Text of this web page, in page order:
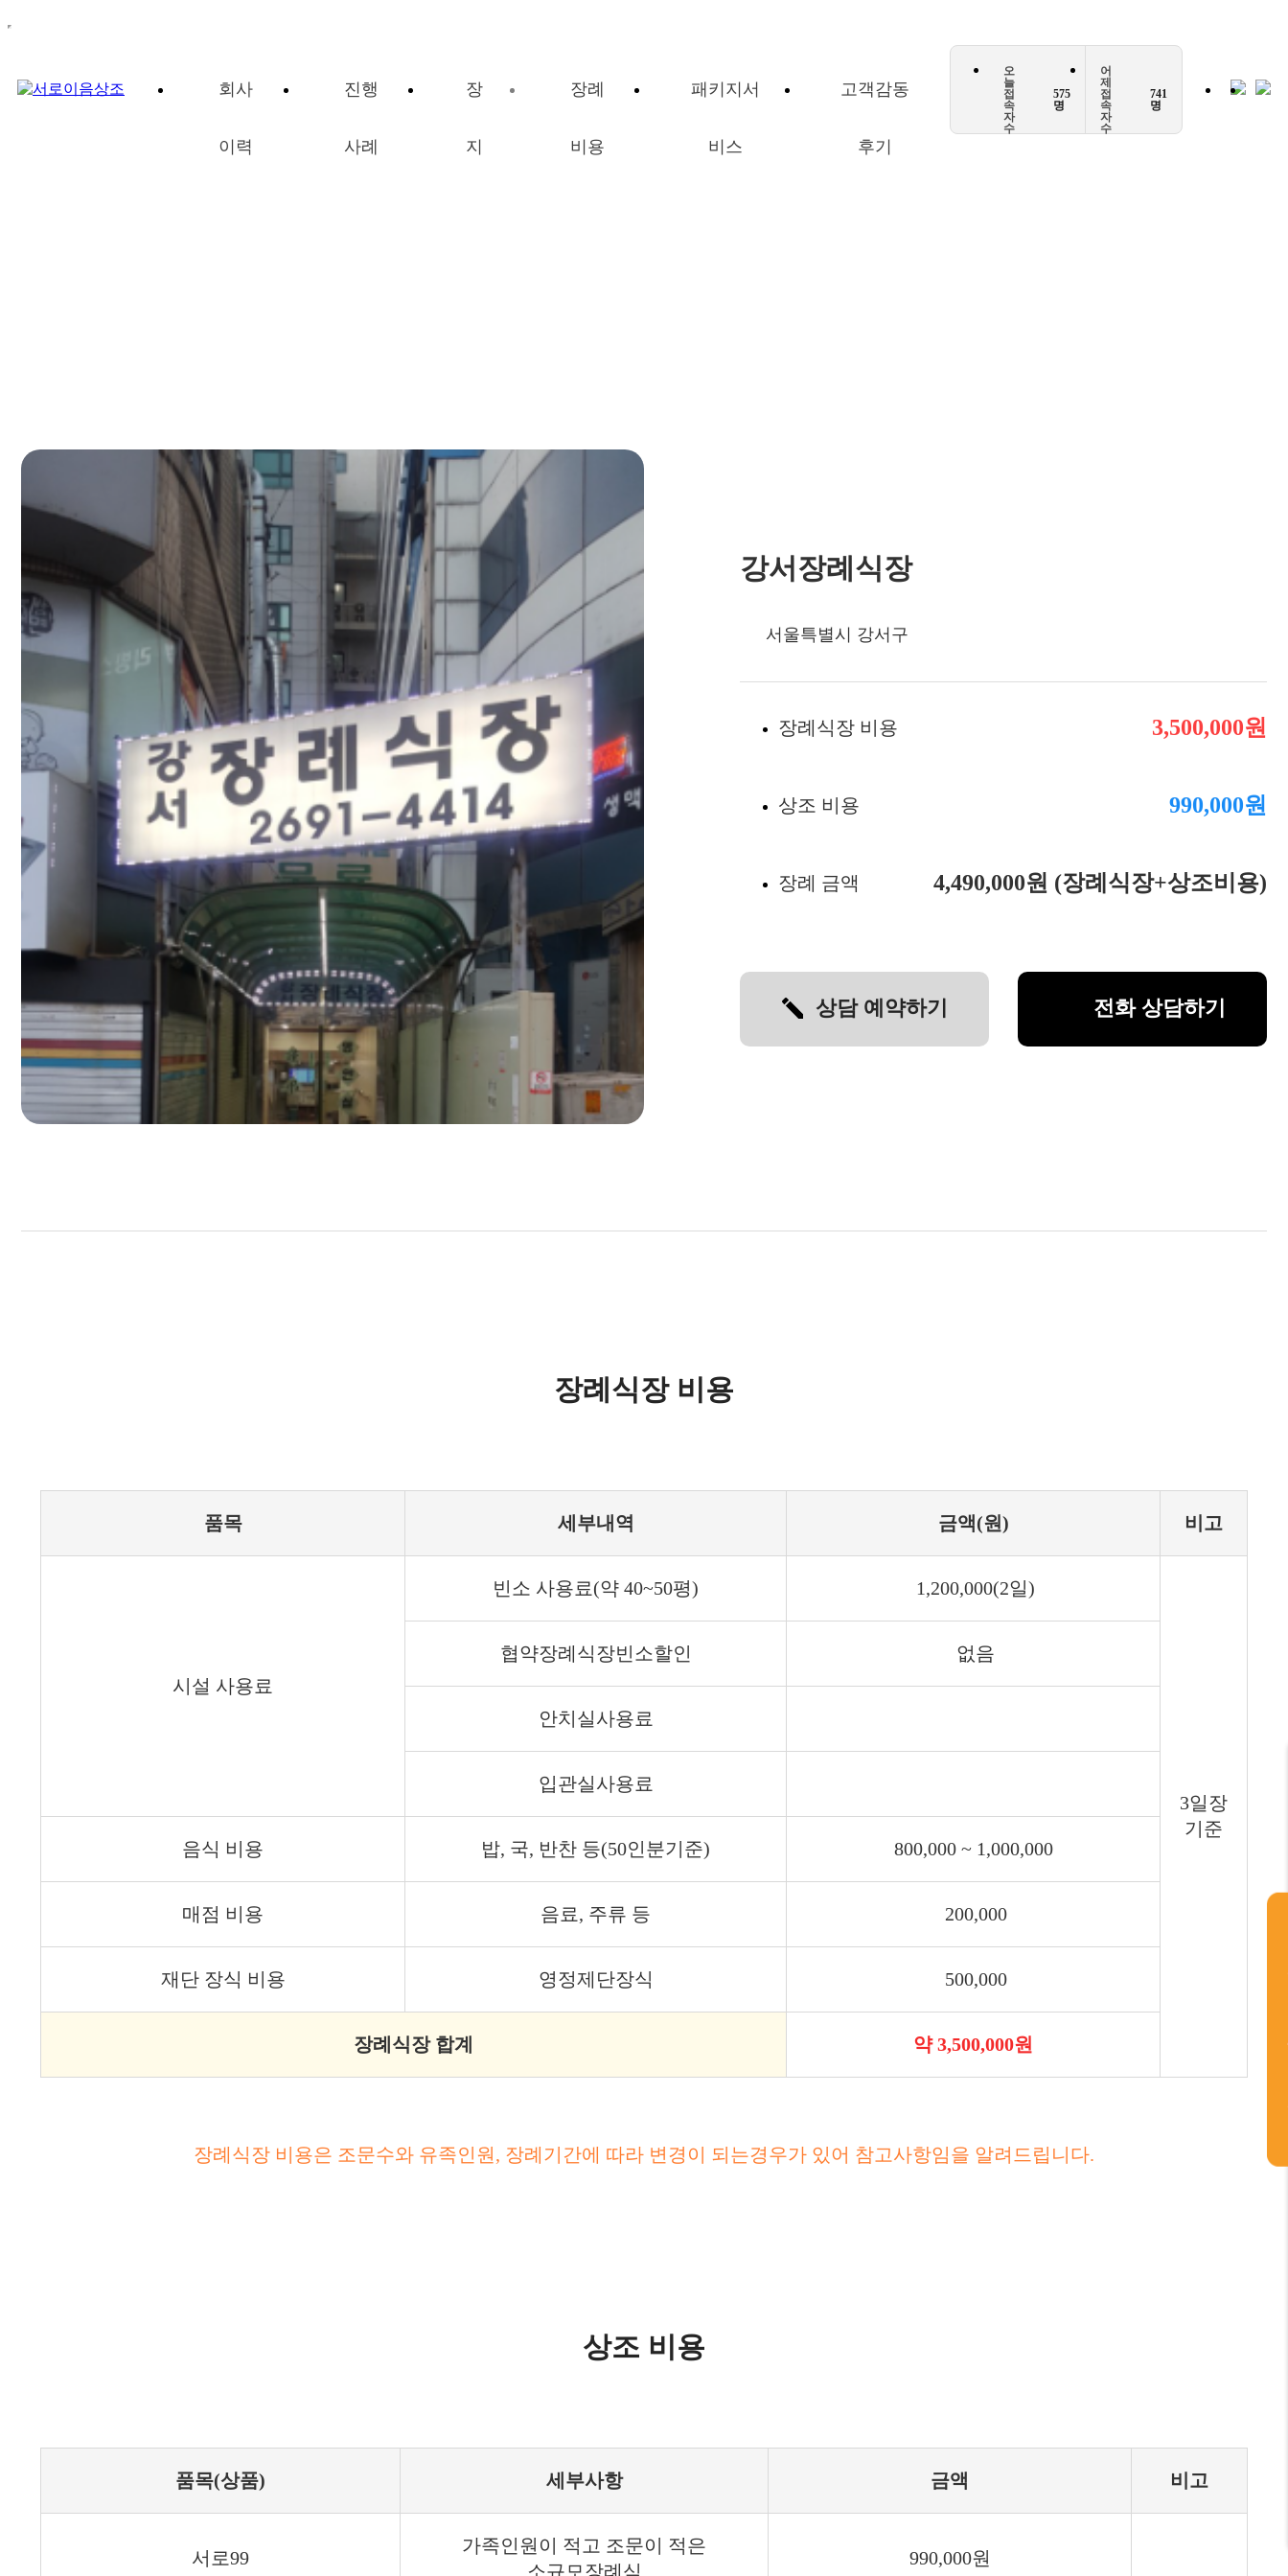
회사
이력
진행
사례
장
지
장례
비용
패키지서
비스
고객감동
후기
오
늘
접
속
자
수
575
명
어
제
접
속
자
수
741
명
강서장례식장장례비용
서울특별시 강서구
장례식장 비용 3,500,000원
상조 비용 990,000원
장례 금액 4,490,000원 (장례식장+상조비용)
상담 예약하기 전화 상담하기
장례식장 비용
품목 세부내역 금액(원) 비고
시설 사용료
빈소 사용료(약 40~50평) 1,200,000(2일)
3일장
기준
협약장례식장빈소할인 없음
안치실사용료
입관실사용료
음식 비용 밥, 국, 반찬 등(50인분기준) 800,000 ~ 1,000,000
매점 비용 음료, 주류 등 200,000
재단 장식 비용 영정제단장식 500,000
장례식장 합계 약 3,500,000원
장례식장 비용은 조문수와 유족인원, 장례기간에 따라 변경이 되는경우가 있어 참고사항임을 알려드립니다.
상조 비용
품목(상품) 세부사항 금액 비고
서로99
가족인원이 적고 조문이 적은
소규모장례식
990,000원